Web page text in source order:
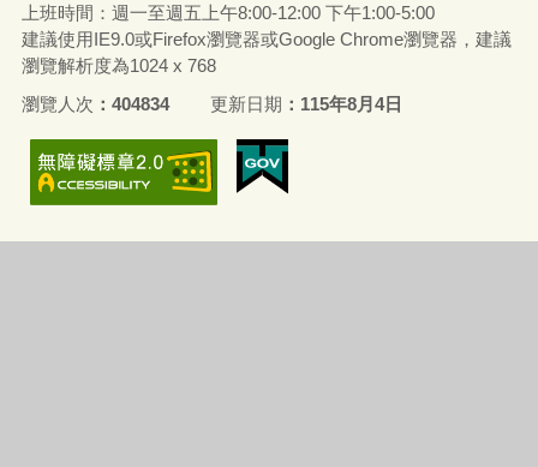
上班時間：週一至週五上午8:00-12:00 下午1:00-5:00
建議使用IE9.0或Firefox瀏覽器或Google Chrome瀏覽器，建議
瀏覽解析度為1024 x 768
瀏覽人次
404834 更新日期 115年8月4日